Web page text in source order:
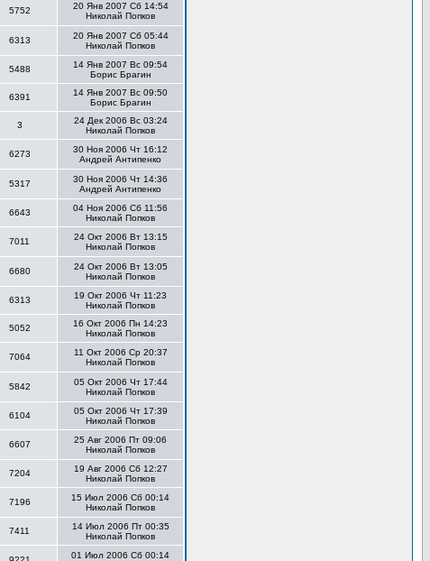
5752
20 Янв 2007 Сб 14:54
Николай Попков
6313
20 Янв 2007 Сб 05:44
Николай Попков
5488
14 Янв 2007 Вс 09:54
Борис Брагин
6391
14 Янв 2007 Вс 09:50
Борис Брагин
3
24 Дек 2006 Вс 03:24
Николай Попков
6273
30 Ноя 2006 Чт 16:12
Андрей Антипенко
5317
30 Ноя 2006 Чт 14:36
Андрей Антипенко
6643
04 Ноя 2006 Сб 11:56
Николай Попков
7011
24 Окт 2006 Вт 13:15
Николай Попков
6680
24 Окт 2006 Вт 13:05
Николай Попков
6313
19 Окт 2006 Чт 11:23
Николай Попков
5052
16 Окт 2006 Пн 14:23
Николай Попков
7064
11 Окт 2006 Ср 20:37
Николай Попков
5842
05 Окт 2006 Чт 17:44
Николай Попков
6104
05 Окт 2006 Чт 17:39
Николай Попков
6607
25 Авг 2006 Пт 09:06
Николай Попков
7204
19 Авг 2006 Сб 12:27
Николай Попков
7196
15 Июл 2006 Сб 00:14
Николай Попков
7411
14 Июл 2006 Пт 00:35
Николай Попков
01 Июл 2006 Сб 00:14